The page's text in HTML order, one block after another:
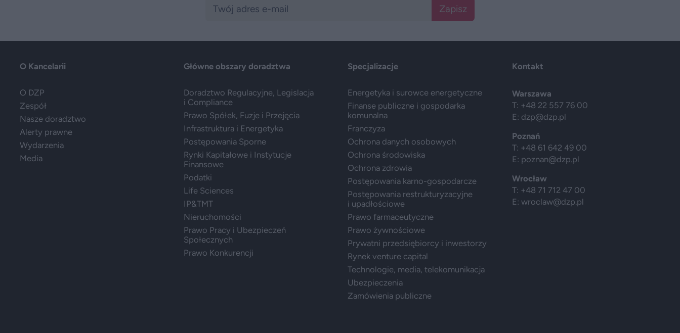
Zapisz
O Kancelarii
O DZP
Zespół
Nasze doradztwo
Alerty prawne
Wydarzenia
Media
Główne obszary doradztwa
Doradztwo Regulacyjne, Legislacja
i Compliance
Prawo Spółek, Fuzje i Przejęcia
Infrastruktura i Energetyka
Postępowania Sporne
Rynki Kapitałowe i Instytucje
Finansowe
Podatki
Life Sciences
IP&TMT
Nieruchomości
Prawo Pracy i Ubezpieczeń
Społecznych
Prawo Konkurencji
Specjalizacje
Energetyka i surowce energetyczne
Finanse publiczne i gospodarka
komunalna
Franczyza
Ochrona danych osobowych
Ochrona środowiska
Ochrona zdrowia
Postępowania karno-gospodarcze
Postępowania restrukturyzacyjne
i upadłościowe
Prawo farmaceutyczne
Prawo żywnościowe
Prywatni przedsiębiorcy i inwestorzy
Rynek venture capital
Technologie, media, telekomunikacja
Ubezpieczenia
Zamówienia publiczne
Kontakt
Warszawa
T: +48 22 557 76 00
E: dzp@dzp.pl
Poznań
T: +48 61 642 49 00
E: poznan@dzp.pl
Wrocław
T: +48 71 712 47 00
E: wroclaw@dzp.pl